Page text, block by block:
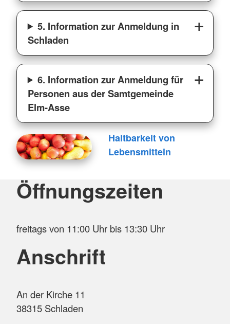
5. Information zur Anmeldung in
Schladen
6. Information zur Anmeldung für
Personen aus der Samtgemeinde
Elm-Asse
Haltbarkeit von
Lebensmitteln
Öffnungszeiten
freitags von 11:00 Uhr bis 13:30 Uhr
Anschrift
An der Kirche 11
38315 Schladen